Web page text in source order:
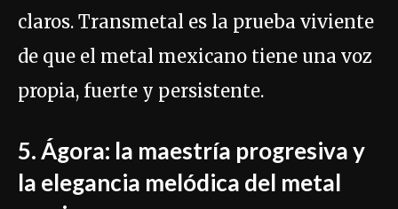
claros. Transmetal es la prueba viviente
de que el metal mexicano tiene una voz
propia, fuerte y persistente.
5. Ágora: la maestría progresiva y
la elegancia melódica del metal